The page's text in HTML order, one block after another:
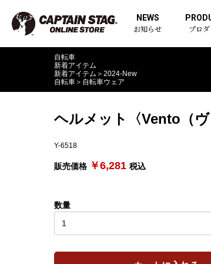
NEWS
お知らせ プロ
自転車
新着アイテム
新着アイテム ＞ 2024-New
自転車 ＞ 自転車ウェア
ヘルメット〈Vento（
Y-6518
販売価格 ￥6,281 税込
数量